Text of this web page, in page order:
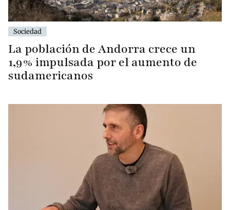
Sociedad
La población de Andorra crece un
1,9% impulsada por el aumento de
sudamericanos